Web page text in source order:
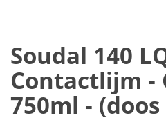
Soudal 140
Contactlijm -
750ml -